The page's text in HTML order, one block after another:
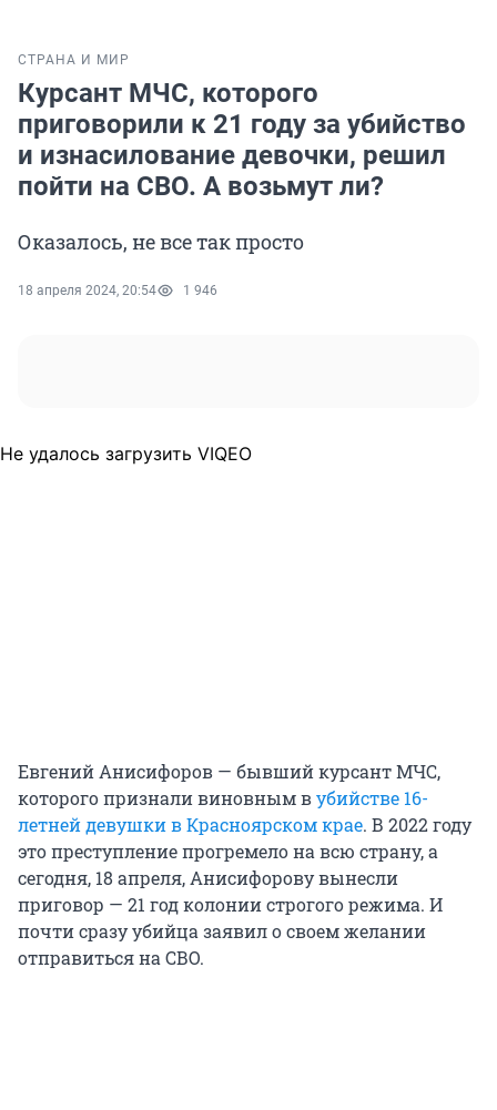
СТРАНА И МИР
Курсант МЧС, которого
приговорили к 21 году за убийство
и изнасилование девочки, решил
пойти на СВО. А возьмут ли?
Оказалось, не все так просто
18 апреля 2024, 20:54 1 946
Не удалось загрузить VIQEO
Евгений Анисифоров — бывший курсант МЧС,
которого признали виновным вубийстве 16-
летней девушки в Красноярском крае. В 2022 году
это преступление прогремело на всю страну, а
сегодня, 18 апреля, Анисифорову вынесли
приговор — 21 год колонии строгого режима. И
почти сразу убийца заявил о своем желании
отправиться на СВО.